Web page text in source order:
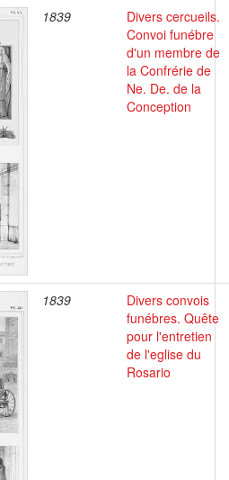
1839
Divers cercueils.
Convoi funébre
d'un membre de
la Confrérie de
Ne. De. de la
Conception
1839
Divers convois
funébres. Quête
pour l'entretien
de l'eglise du
Rosario